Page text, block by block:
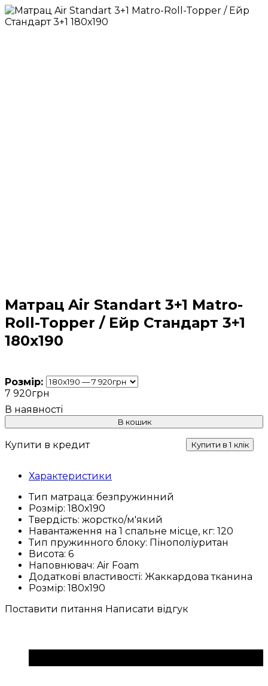
Матрац Air Standart 3+1 Matro-
Roll-Topper / Ейр Стандарт 3+1
180х190
Розмір:
7 920грн
В кошик
Купити в кредит Купити в 1 клік
Характеристики
Тип матраца: безпружинний
Розмір: 180х190
Твердість: жорстко/м'який
Навантаження на 1 спальне місце, кг: 120
Тип пружинного блоку: Пінополіуритан
Висота: 6
Наповнювач: Air Foam
Додаткові властивості: Жаккардова тканина
Розмір: 180х190
Поставити питання Написати відгук